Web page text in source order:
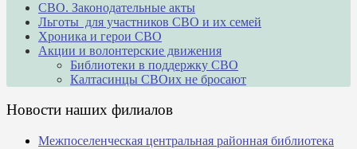
СВО. Законодательные акты
Льготы для участников СВО и их семей
Хроника и герои СВО
Акции и волонтерские движения
Библиотеки в поддержку СВО
Калтасинцы СВОих не бросают
Новости наших филиалов
Межпоселенческая центральная районная библиотека